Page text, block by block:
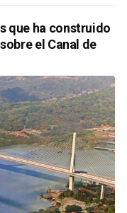
que ha construido
el Canal de